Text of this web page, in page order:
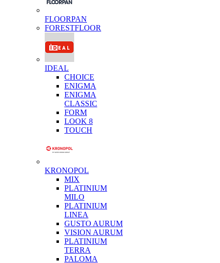
FLOORPAN
FORESTFLOOR
IDEAL
CHOICE
ENIGMA
ENIGMA
CLASSIC
FORM
LOOK 8
TOUCH
KRONOPOL
MIX
PLATINIUM
MILO
PLATINIUM
LINEA
GUSTO AURUM
VISION AURUM
PLATINIUM
TERRA
PALOMA